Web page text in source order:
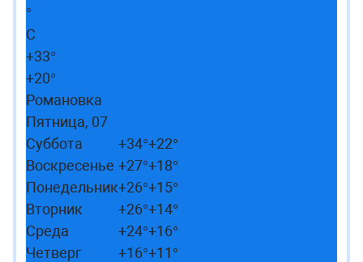
°
C
+33°
+20°
Романовка
Пятница, 07
Суббота
+34°+22°
Воскресенье +27°+18°
Понедельник+26°+15°
Вторник
+26°+14°
Среда
+24°+16°
Четверг
+16°+11°